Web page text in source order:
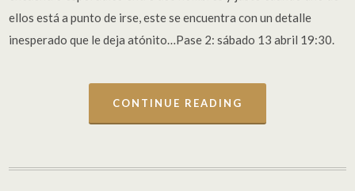
ellos está a punto de irse, este se encuentra con un detalle
inesperado que le deja atónito…Pase 2: sábado 13 abril 19:30.
CONTINUE READING